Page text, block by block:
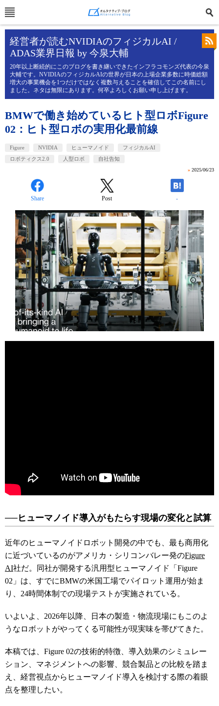
経営者が読むNVIDIAのフィジカルAI /
ADAS業界日報 by 今泉大輔
20年以上断続的にこのブログを書き継いできたインフラコモンズ代表の今泉
大輔です。NVIDIAのフィジカルAIの世界が日本の上場企業多数に時価総額
増大の事業機会を1つだけではなく複数与えることを確信してこの名前にし
ました。ネタは無限にあります。何卒よろしくお願い申し上げます。
BMWで働き始めているヒト型ロボFigure
02：ヒト型ロボの実用化最前線
Figure NVIDIA ヒューマノイド
フィジカルAI
ロボティクス2.0
人型ロボ 自社告知
» 2025/06/23
Share Post -
──ヒューマノイド導入がもたらす現場の変化と試算
近年のヒューマノイドロボット開発の中でも、最も商用化
に近づいているのがアメリカ・シリコンバレー発のFigure
AI社だ。同社が開発する汎用型ヒューマノイド「Figure
02」は、すでにBMWの米国工場でパイロット運用が始ま
り、24時間体制での現場テストが実施されている。
いよいよ、2026年以降、日本の製造・物流現場にもこのよ
うなロボットがやってくる可能性が現実味を帯びてきた。
本稿では、Figure 02の技術的特徴、導入効果のシミュレー
ション、マネジメントへの影響、競合製品との比較を踏ま
え、経営視点からヒューマノイド導入を検討する際の着眼
点を整理したい。